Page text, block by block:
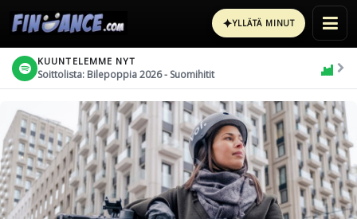
✦YLLÄTÄ MINUT
KUUNTELEMME NYT
Soittolista: Bilepoppia 2026 - Suomihitit